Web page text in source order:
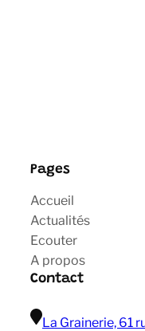
Pages
Accueil
Actualités
Ecouter
A propos
Contact
La Grainerie, 61